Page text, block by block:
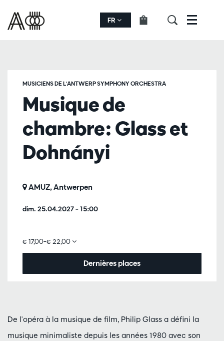
FR Menu
Musique de
chambre: Glass et
Dohnányi
MUSICIENS DE L'ANTWERP SYMPHONY ORCHESTRA
dim. 25.04.2027– 15:00
AMUZ, Antwerpen
€ 17,00–€ 22,00
Dernières places
De l'opéra à la musique de film, Philip Glass a défini la
musique minimaliste depuis les années 1980 avec son